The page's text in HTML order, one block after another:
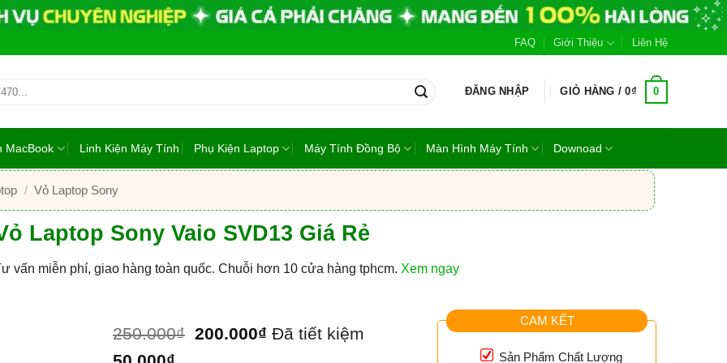
FAQ Giới Thiệu Liên Hệ
ĐĂNG NHẬP GIỎ HÀNG /0₫ 0
MacBook Linh Kiện Máy Tính Phụ Kiện Laptop Máy Tính Đồng Bộ Màn Hình Máy Tính Downoad
/ Vỏ Laptop Sony
Laptop Sony Vaio SVD13 Giá Rẻ
vấn miễn phí, giao hàng toàn quốc. Chuỗi hơn 10 cửa hàng tphcm. Xem ngay
250.000₫ 200.000₫ Đã tiết kiệm
CAM KẾT
Sản Phẩm Chất Lượng